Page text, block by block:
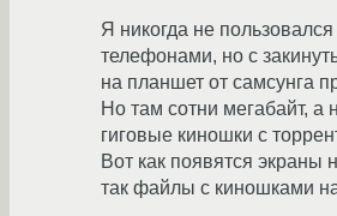
Я никогда не
телефонами, но с
на планшет от самсунга
Но там сотни мегабайт, а
гиговые киношки с
Вот как появятся экраны
так файлы с киношками